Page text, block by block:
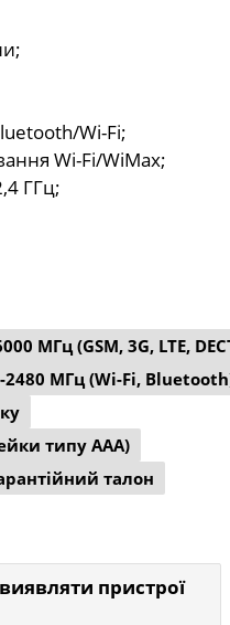
Wi-Fi;
Wi-Fi/WiMax;
ГГц;
МГц (GSM, 3G, LTE,
2480 МГц (Wi-Fi,
типу AAA)
талон
пристрої